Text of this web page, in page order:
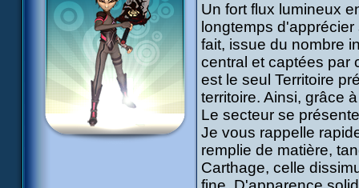
Un fort flux lumineux
longtemps
fait, issue du nombre
central et captées par
est le seul Territoire
territoire. Ainsi, grâce
Le secteur se
Je vous rappelle
remplie de matière,
Carthage, celle